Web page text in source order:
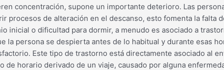
concentración, supone un importante deterioro. Las
procesos de alteración en el descanso, esto fomenta la
inicial o dificultad para dormir, a menudo es asociado a
la persona se despierta antes de lo habitual y durante esas
Este tipo de trastorno está directamente asociado al
de horario derivado de un viaje, causado por alguna